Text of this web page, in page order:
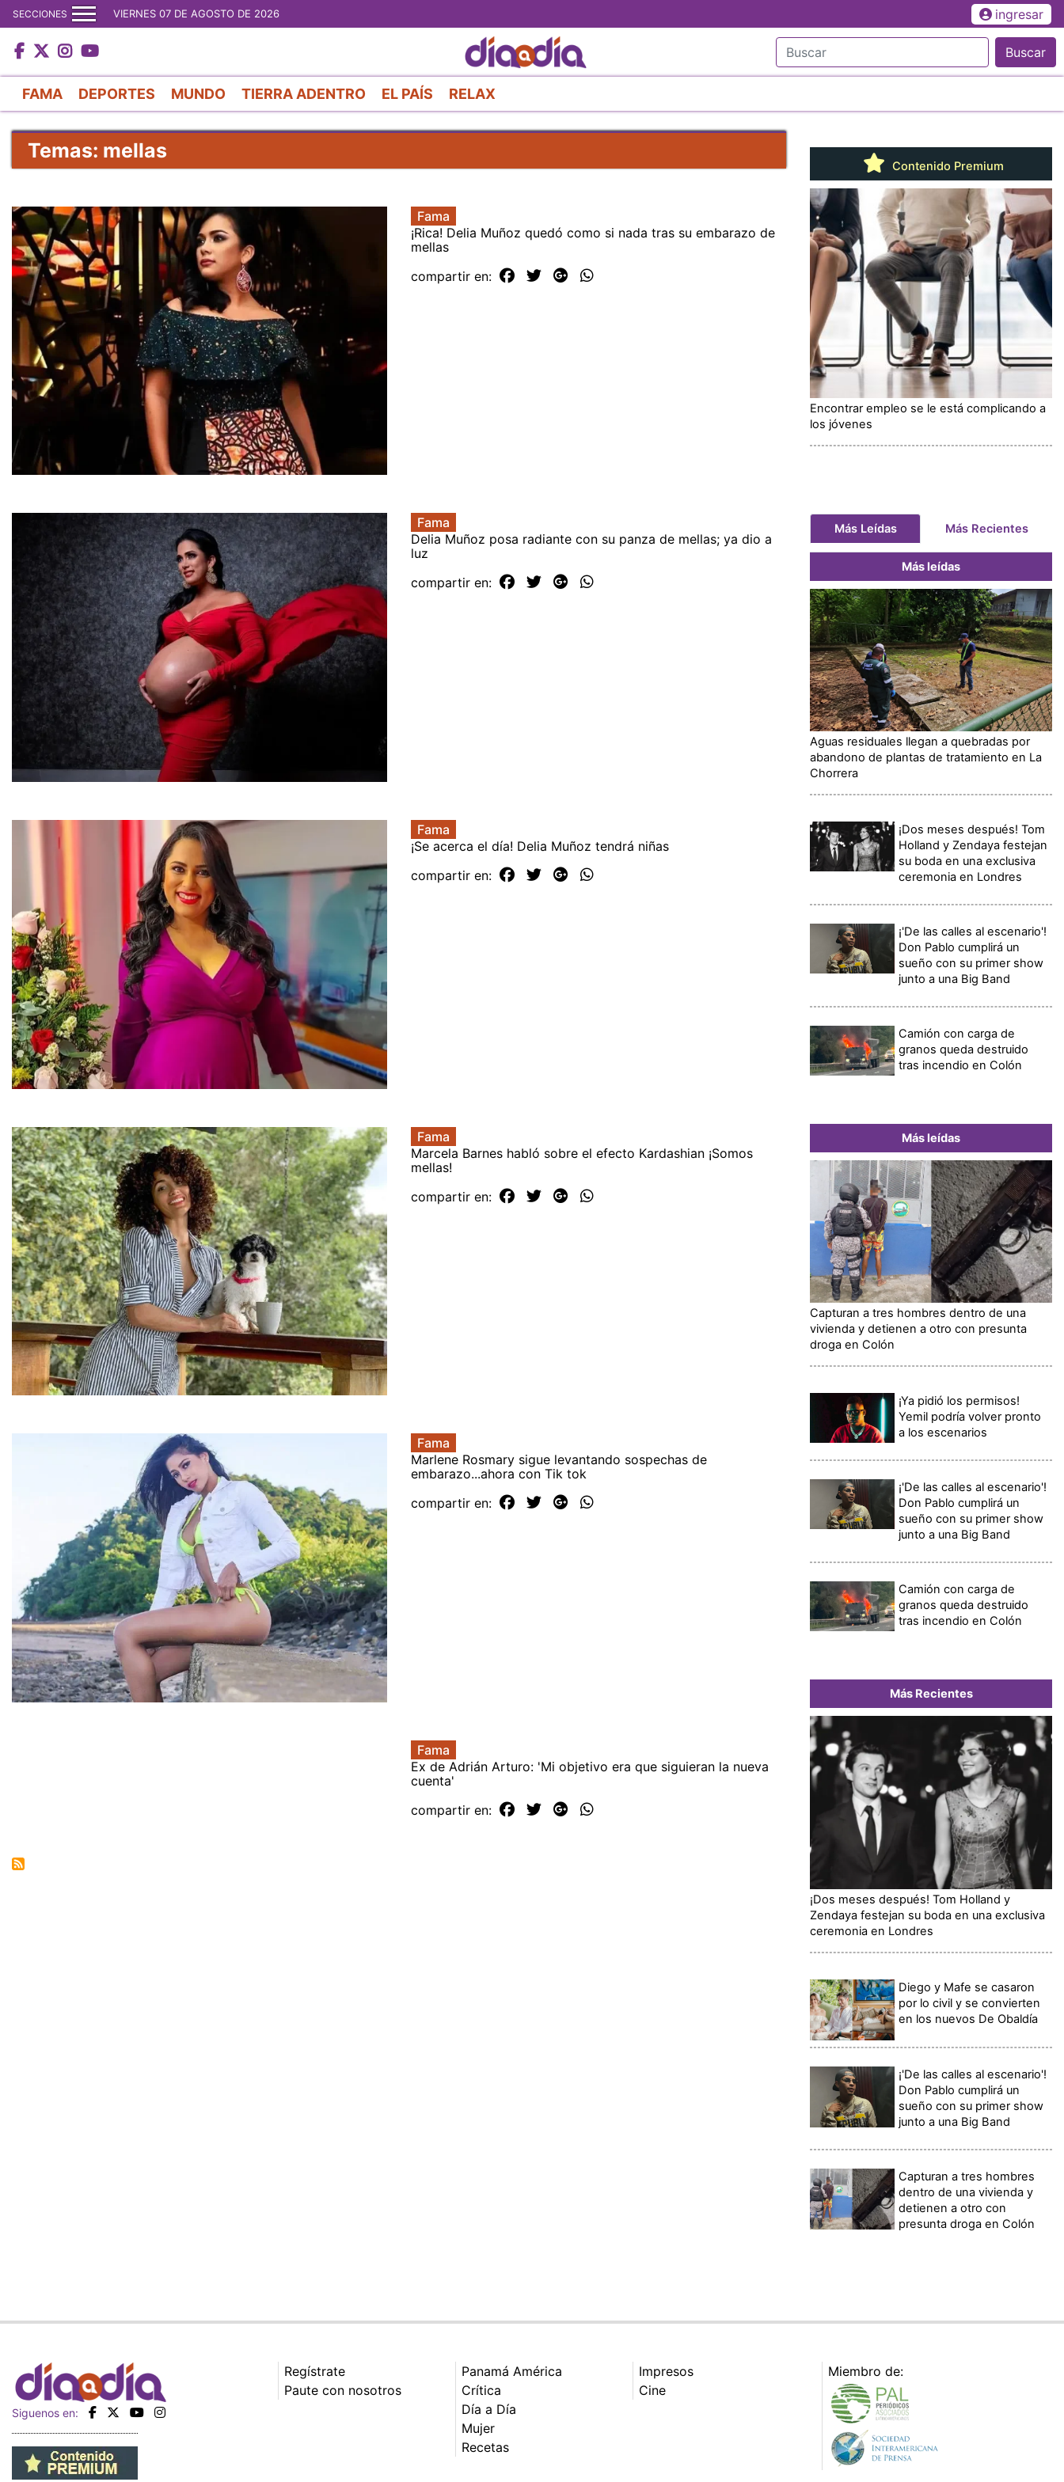
al
contenido
principal
SECCIONES VIERNES 07 DE AGOSTO DE 2026 ingresar
Buscar
FAMA DEPORTES MUNDO TIERRA ADENTRO EL PAÍS RELAX
Temas: mellas
Fama
¡Rica! Delia Muñoz quedó como si nada tras su embarazo de
mellas
compartir en:
Fama
Delia Muñoz posa radiante con su panza de mellas; ya dio a
luz
compartir en:
Fama
¡Se acerca el día! Delia Muñoz tendrá niñas
compartir en:
Fama
Marcela Barnes habló sobre el efecto Kardashian ¡Somos
mellas!
compartir en:
Fama
Marlene Rosmary sigue levantando sospechas de
embarazo...ahora con Tik tok
compartir en:
Fama
Ex de Adrián Arturo: 'Mi objetivo era que siguieran la nueva
cuenta'
compartir en:
Contenido Premium
Encontrar empleo se le está complicando a
los jóvenes
Más Leídas Más Recientes
Más leídas
Aguas residuales llegan a quebradas por
abandono de plantas de tratamiento en La
Chorrera
¡Dos meses después! Tom
Holland y Zendaya festejan
su boda en una exclusiva
ceremonia en Londres
¡'De las calles al escenario'!
Don Pablo cumplirá un
sueño con su primer show
junto a una Big Band
Camión con carga de
granos queda destruido
tras incendio en Colón
Más leídas
Capturan a tres hombres dentro de una
vivienda y detienen a otro con presunta
droga en Colón
¡Ya pidió los permisos!
Yemil podría volver pronto
a los escenarios
¡'De las calles al escenario'!
Don Pablo cumplirá un
sueño con su primer show
junto a una Big Band
Camión con carga de
granos queda destruido
tras incendio en Colón
Más Recientes
¡Dos meses después! Tom Holland y
Zendaya festejan su boda en una exclusiva
ceremonia en Londres
Diego y Mafe se casaron
por lo civil y se convierten
en los nuevos De Obaldía
¡'De las calles al escenario'!
Don Pablo cumplirá un
sueño con su primer show
junto a una Big Band
Capturan a tres hombres
dentro de una vivienda y
detienen a otro con
presunta droga en Colón
Siguenos en:
Regístrate
Paute con nosotros
Panamá América
Crítica
Día a Día
Mujer
Recetas
Impresos
Cine
Miembro de: